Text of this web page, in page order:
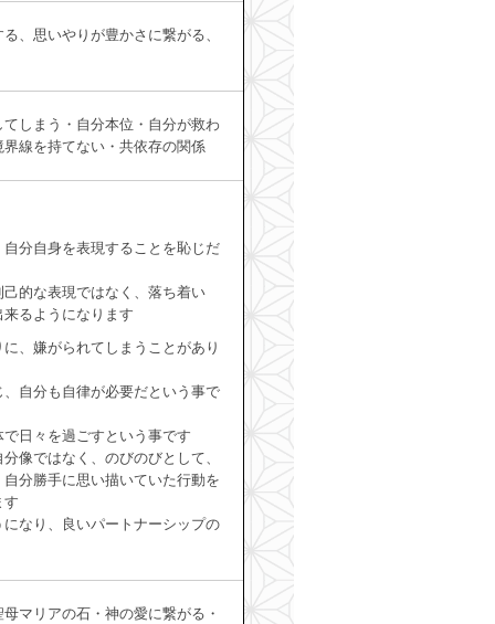
、思いやりが豊かさに繋がる、
しまう・自分本位・自分が救わ
線を持てない・共依存の関係
分自身を表現することを恥じだ
的な表現ではなく、落ち着い
るようになります
、嫌がられてしまうことがあり
自分も自律が必要だという事で
日々を過ごすという事です
像ではなく、のびのびとして、
分勝手に思い描いていた行動を
す
なり、良いパートナーシップの
マリアの石・神の愛に繋がる・